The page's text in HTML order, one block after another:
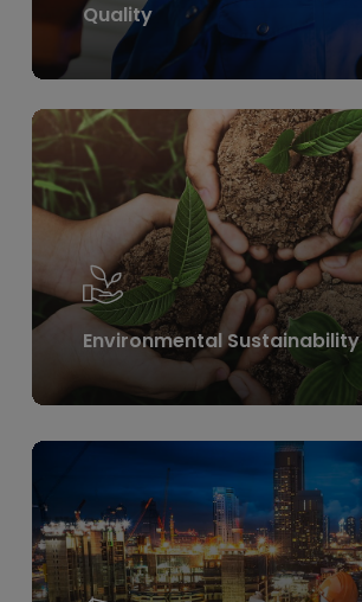
Quality
Environmental Sustainability
Learn
more
Learn